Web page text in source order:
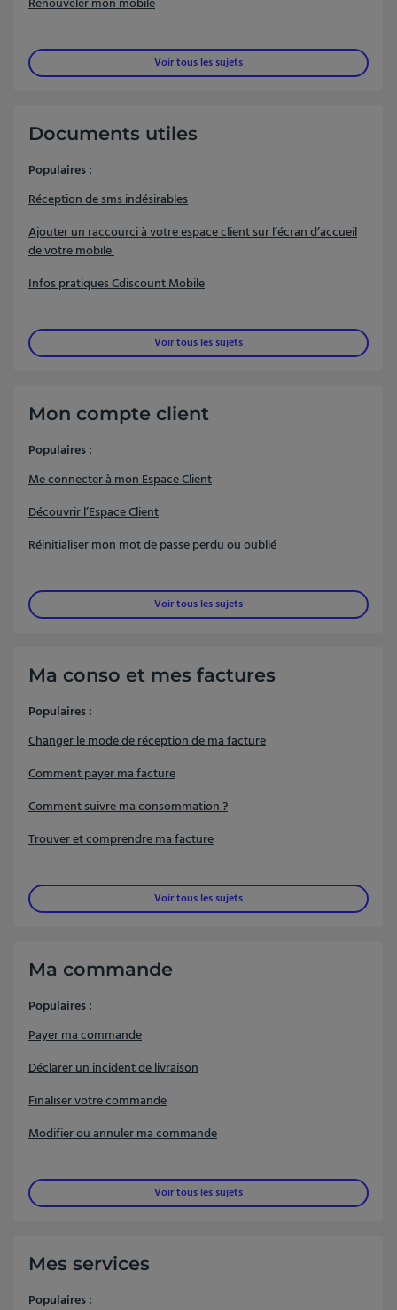
Renouveler mon mobile
Voir tous les sujets
Documents utiles
Populaires :
Réception de sms indésirables
Ajouter un raccourci à votre espace client sur l’écran d’accueil
de votre mobile
Infos pratiques Cdiscount Mobile
Voir tous les sujets
Mon compte client
Populaires :
Me connecter à mon Espace Client
Découvrir l’Espace Client
Réinitialiser mon mot de passe perdu ou oublié
Voir tous les sujets
Ma conso et mes factures
Populaires :
Changer le mode de réception de ma facture
Comment payer ma facture
Comment suivre ma consommation ?
Trouver et comprendre ma facture
Voir tous les sujets
Ma commande
Populaires :
Payer ma commande
Déclarer un incident de livraison
Finaliser votre commande
Modifier ou annuler ma commande
Voir tous les sujets
Mes services
Populaires :